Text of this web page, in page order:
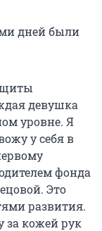
дней были
девушка
уровне. Я
у себя в
фонда
Это
развития.
за кожей рук